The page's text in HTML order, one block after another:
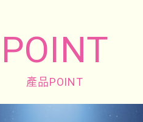
POINT
產品POINT